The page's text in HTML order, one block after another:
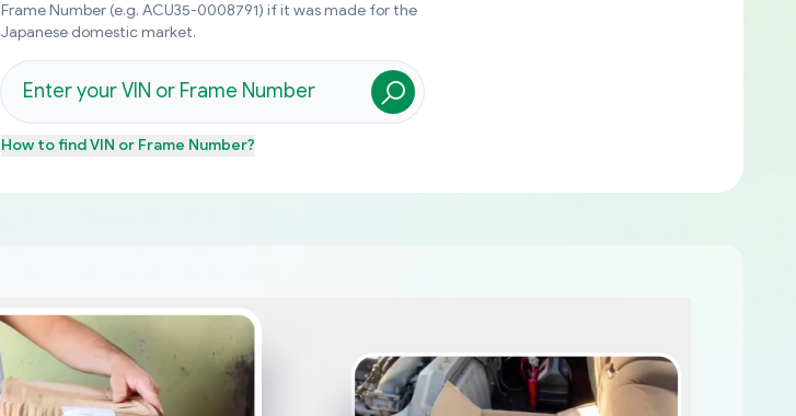
Frame Number (e.g. ACU35-0008791) if it was made for the
Japanese domestic market.
How to findVIN or Frame Number?